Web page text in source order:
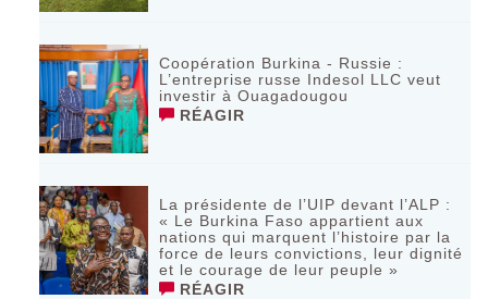
Coopération Burkina - Russie :
L’entreprise russe Indesol LLC veut
investir à Ouagadougou
RÉAGIR
La présidente de l’UIP devant l’ALP :
« Le Burkina Faso appartient aux
nations qui marquent l’histoire par la
force de leurs convictions, leur dignité
et le courage de leur peuple »
RÉAGIR